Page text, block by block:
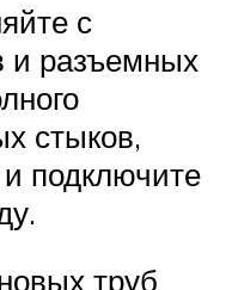
с
и разъемных
стыков,
подключите
труб